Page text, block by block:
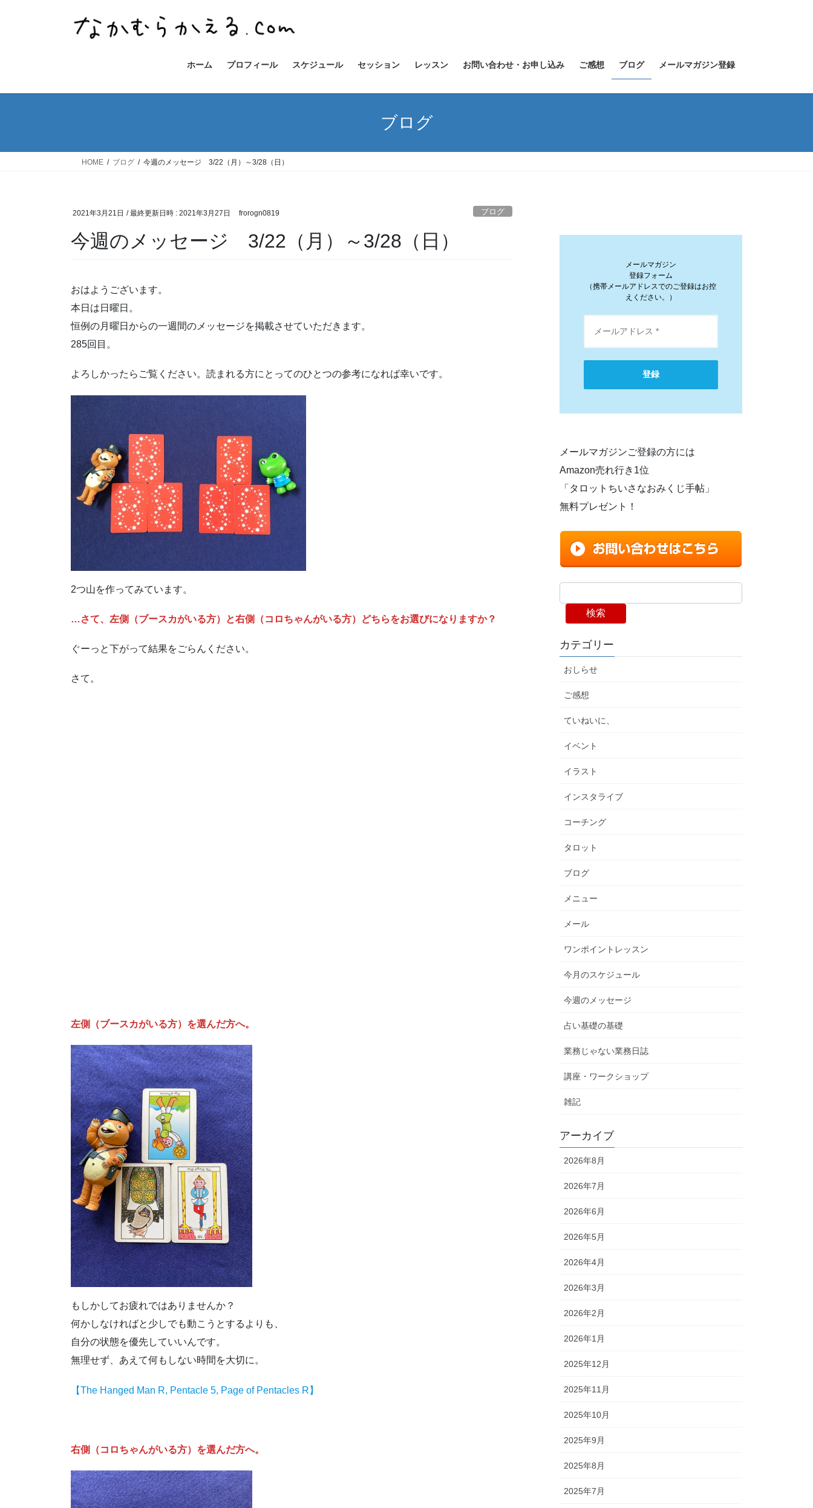
ス
ン
ホーム プロフィール スケジュール セッション レッスン お問い合わせ・お申し込み ご感想 ブログ メールマガジン登録
ブログ
HOME ブログ 今週のメッセージ 3/22（月）～3/28（日）
2021年3月21日 / 最終更新日時 : 2021年3月27日 frorogn0819 ブログ
今週のメッセージ 3/22（月）～3/28（日）
おはようございます。
本日は日曜日。
恒例の月曜日からの一週間のメッセージを掲載させていただきます。
285回目。
よろしかったらご覧ください。読まれる方にとってのひとつの参考になれば幸いです。
2つ山を作ってみています。
…さて、左側（ブースカがいる方）と右側（コロちゃんがいる方）どちらをお選びになりますか？
ぐーっと下がって結果をごらんください。
さて。
左側（ブースカがいる方）を選んだ方へ。
もしかしてお疲れではありませんか？
何かしなければと少しでも動こうとするよりも、
自分の状態を優先していいんです。
無理せず、あえて何もしない時間を大切に。
【The Hanged Man R, Pentacle 5, Page of Pentacles R】
右側（コロちゃんがいる方）を選んだ方へ。
メールマガジン
登録フォーム
（携帯メールアドレスでのご登録はお控
えください。）
登録
メールマガジンご登録の方には
Amazon売れ行き1位
「タロットちいさなおみくじ手帖」
無料プレゼント！
検索
カテゴリー
おしらせ
ご感想
ていねいに、
イベント
イラスト
インスタライブ
コーチング
タロット
ブログ
メニュー
メール
ワンポイントレッスン
今月のスケジュール
今週のメッセージ
占い基礎の基礎
業務じゃない業務日誌
講座・ワークショップ
雑記
アーカイブ
2026年8月
2026年7月
2026年6月
2026年5月
2026年4月
2026年3月
2026年2月
2026年1月
2025年12月
2025年11月
2025年10月
2025年9月
2025年8月
2025年7月